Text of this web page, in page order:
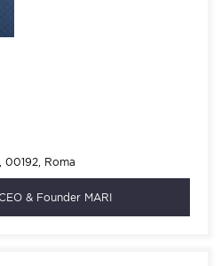
00192, Roma
& Founder MARI